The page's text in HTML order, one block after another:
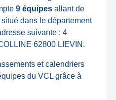
9 équipes allant de
dans le département
suivante : 4
62800 LIEVIN.
et calendriers
du VCL grâce à